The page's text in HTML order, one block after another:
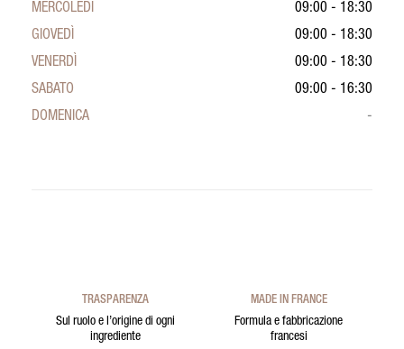
MERCOLEDÌ
09:00 - 18:30
GIOVEDÌ
09:00 - 18:30
VENERDÌ
09:00 - 18:30
SABATO
09:00 - 16:30
DOMENICA
-
TRASPARENZA
Sul ruolo e l’origine di ogni
ingrediente
MADE IN FRANCE
Formula e fabbricazione
francesi